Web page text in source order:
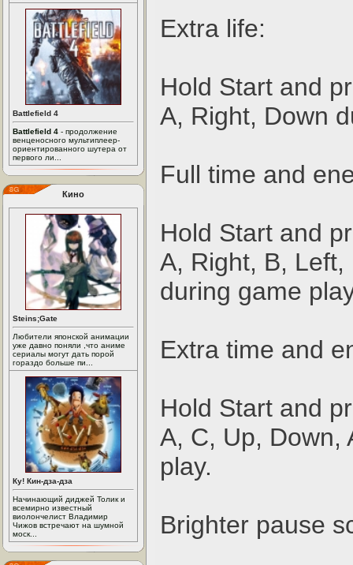
Battlefield 4
Battlefield 4 - продолжение
венценосного мультиплеер-
ориентированного шутера от
первого ли...
Кино
Steins;Gate
Любители японской анимации
уже давно поняли ,что аниме
сериалы могут дать порой
гораздо больше пи...
Ку! Кин-дза-дза
Начинающий диджей Толик и
всемирно известный
виолончелист Владимир
Чижов встречают на шумной
моск...
Extra life:
Hold Start and
A, Right, Down
Full time and
Hold Start and
A, Right, B, Left,
during game
Extra time and
Hold Start and
A, C, Up, Down,
play.
Brighter pause